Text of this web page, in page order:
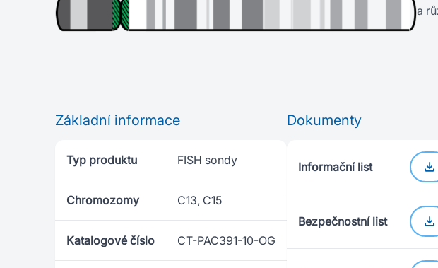
a
Základní informace
Typ produktu FISH sondy
Chromozomy C13, C15
Katalogové číslo CT-PAC391-10-OG
Dokumenty
Informační list
Bezpečnostní list